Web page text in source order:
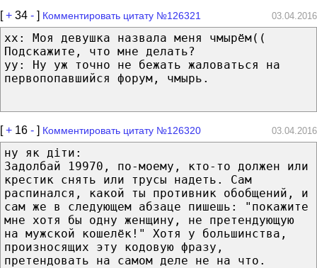
[+ 34 - ] Комментировать цитату №126321 03.04.2016
xx: Моя девушка назвала меня чмырём((
Подскажите, что мне делать?
yy: Ну уж точно не бежать жаловаться на
первопопавшийся форум, чмырь.
[+ 16 - ] Комментировать цитату №126320 03.04.2016
ну як дiти:
Задолбай 19970, по-моему, кто-то должен или
крестик снять или трусы надеть. Сам
распинался, какой ты противник обобщений, и
сам же в следующем абзаце пишешь: "покажите
мне хотя бы одну женщину, не претендующую
на мужской кошелёк!" Хотя у большинства,
произносящих эту кодовую фразу,
претендовать на самом деле не на что.